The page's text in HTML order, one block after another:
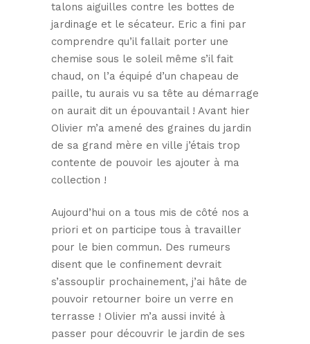
talons aiguilles contre les bottes de
jardinage et le sécateur. Eric a fini par
comprendre qu’il fallait porter une
chemise sous le soleil même s’il fait
chaud, on l’a équipé d’un chapeau de
paille, tu aurais vu sa tête au démarrage
on aurait dit un épouvantail ! Avant hier
Olivier m’a amené des graines du jardin
de sa grand mère en ville j’étais trop
contente de pouvoir les ajouter à ma
collection !
Aujourd’hui on a tous mis de côté nos a
priori et on participe tous à travailler
pour le bien commun. Des rumeurs
disent que le confinement devrait
s’assouplir prochainement, j’ai hâte de
pouvoir retourner boire un verre en
terrasse ! Olivier m’a aussi invité à
passer pour découvrir le jardin de ses